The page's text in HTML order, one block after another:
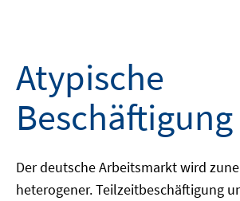
Atypische
Beschäftigung
Der deutsche Arbeitsmarkt wird
heterogener. Teilzeitbeschäftigung